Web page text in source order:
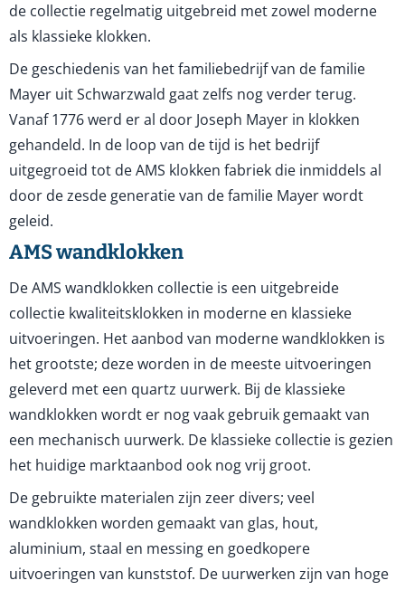
de collectie regelmatig uitgebreid met zowel moderne
als klassieke klokken.
De geschiedenis van het familiebedrijf van de familie
Mayer uit Schwarzwald gaat zelfs nog verder terug.
Vanaf 1776 werd er al door Joseph Mayer in klokken
gehandeld. In de loop van de tijd is het bedrijf
uitgegroeid tot de AMS klokken fabriek die inmiddels al
door de zesde generatie van de familie Mayer wordt
geleid.
AMS wandklokken
De AMS wandklokken collectie is een uitgebreide
collectie kwaliteitsklokken in moderne en klassieke
uitvoeringen. Het aanbod van moderne wandklokken is
het grootste; deze worden in de meeste uitvoeringen
geleverd met een quartz uurwerk. Bij de klassieke
wandklokken wordt er nog vaak gebruik gemaakt van
een mechanisch uurwerk. De klassieke collectie is gezien
het huidige marktaanbod ook nog vrij groot.
De gebruikte materialen zijn zeer divers; veel
wandklokken worden gemaakt van glas, hout,
aluminium, staal en messing en goedkopere
uitvoeringen van kunststof. De uurwerken zijn van hoge